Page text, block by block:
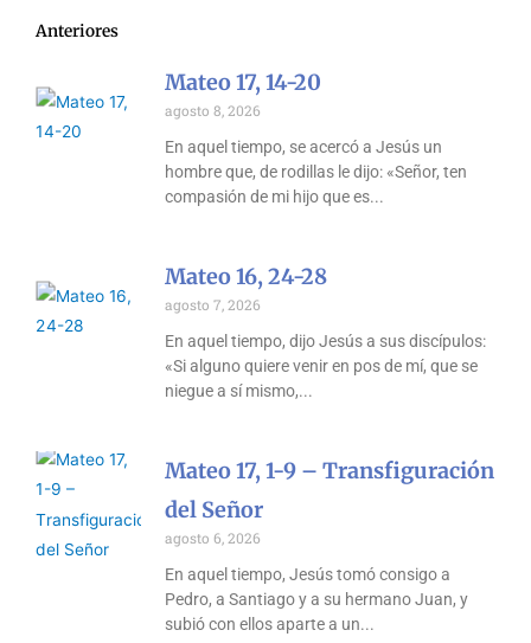
Anteriores
Mateo 17, 14-20
agosto 8, 2026
En aquel tiempo, se acercó a Jesús un
hombre que, de rodillas le dijo: «Señor, ten
compasión de mi hijo que es
Mateo 16, 24-28
agosto 7, 2026
En aquel tiempo, dijo Jesús a sus discípulos:
«Si alguno quiere venir en pos de mí, que se
niegue a sí mismo,
Mateo 17, 1-9 – Transfiguración
del Señor
agosto 6, 2026
En aquel tiempo, Jesús tomó consigo a
Pedro, a Santiago y a su hermano Juan, y
subió con ellos aparte a un